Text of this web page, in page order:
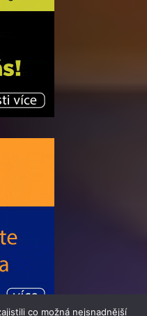
co možná nejsnadnější